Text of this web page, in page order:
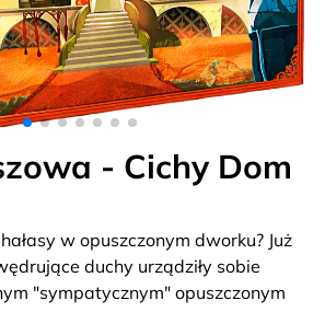
- Cichy Dom
w opuszczonym dworku? Już
duchy urządziły sobie
"sympatycznym" opuszczonym